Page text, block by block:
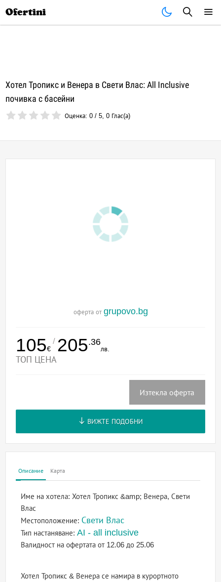
Ofertini
Хотел Тропикс и Венера в Свети Влас: All Inclusive
почивка с басейни
Оценка:0 /5,0 Глас(а)
оферта от grupovo.bg
105€
/ 205.36
лв.
ТОП ЦЕНА
Изтекла оферта
ВИЖТЕ ПОДОБНИ
Описание Карта
Име на хотела: Хотел Тропикс &amp; Венера, Свети
Влас
Местоположение: Свети Влас
Тип настаняване:AI - all inclusive
Валидност на офертатаот 12.06 до 25.06
Хотел Тропикс & Венера се намира в курортното